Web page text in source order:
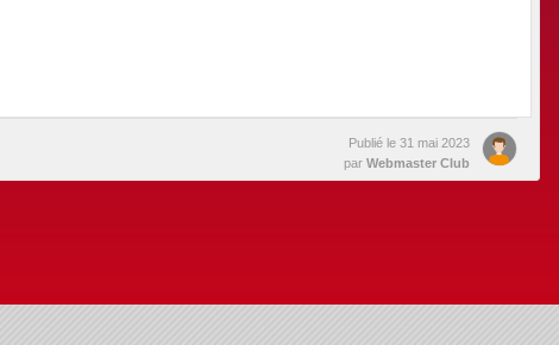
Publié le 31 mai 2023
par Webmaster Club